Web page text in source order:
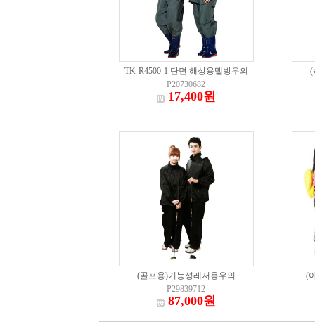
TK-R4500-1 단면 해상용멜방우의
P20730682
17,400원
(
(골프용)기능성레저용우의
P29839712
87,000원
(